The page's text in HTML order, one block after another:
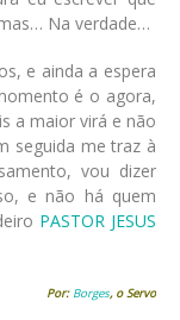
Na verdade…
e ainda a espera
é o agora,
a maior virá e não
seguida me traz à
vou dizer
e não há quem
PASTOR JESUS
Por: Borges, o Servo